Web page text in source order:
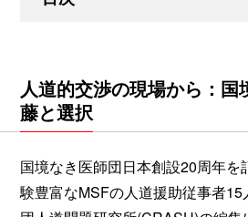
人道的交渉の現場から：国
藤と選択
国境なき医師団日本創設20周年を
験豊富なMSFの人道援助従事者